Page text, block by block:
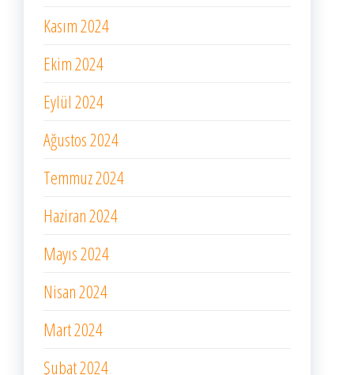
Kasım 2024
Ekim 2024
Eylül 2024
Ağustos 2024
Temmuz 2024
Haziran 2024
Mayıs 2024
Nisan 2024
Mart 2024
Şubat 2024